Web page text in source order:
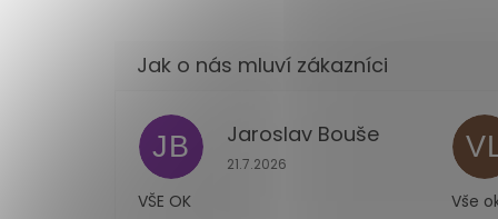
JB Jaroslav Bouše
Hodnocení obchodu je 5 z 5
21.7.2026
VŠE OK Vše